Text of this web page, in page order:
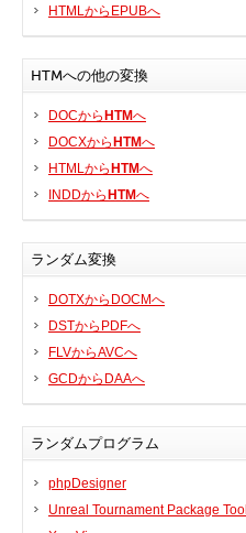
ネットワークアダプタ
他のドライバやツール
プリンタ、スキャナ
ルーター、スイッチ、AP
テレビ、HDTV、プロジェクター
チューナーテレビ、TVカード
VoIP
DLLファイル
プログラム
HTMLからEPUBへ
HTMへの他の変換
DOCから HTMへ
DOCXから HTMへ
HTMLから HTMへ
INDDから HTMへ
ランダム変換
DOTXからDOCMへ
DSTからPDFへ
FLVからAVCへ
GCDからDAAへ
ランダムプログラム
phpDesigner
Unreal Tournament Package Tool